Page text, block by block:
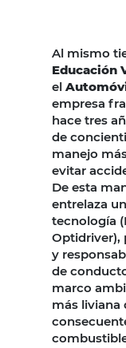
Al mismo
Educación
el
empresa
hace tres
de
manejo
evitar
De esta
entrelaza
tecnología
Optidriver),
y
de
marco
más liviana